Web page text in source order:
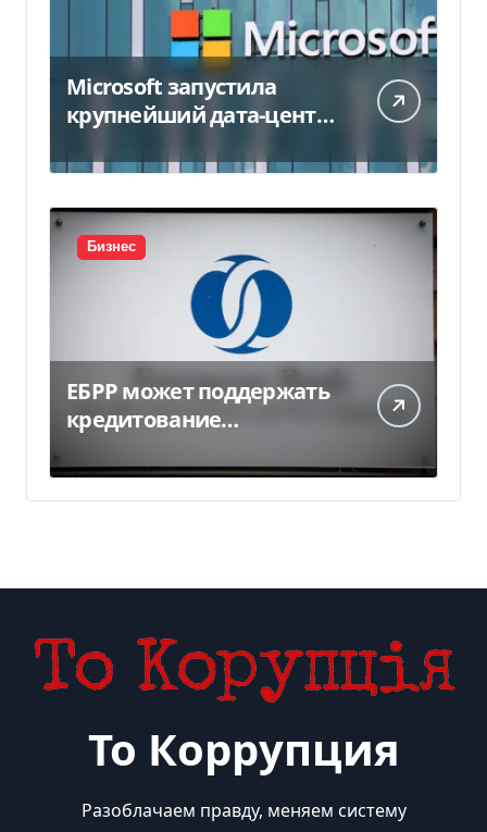
Microsoft запустила
крупнейший дата-центр
миллиарда
Бизнес
ЕБРР может поддержать
кредитование
300 млн евро — Delo.ua
То Коррупция
Разоблачаем правду, меняем систему